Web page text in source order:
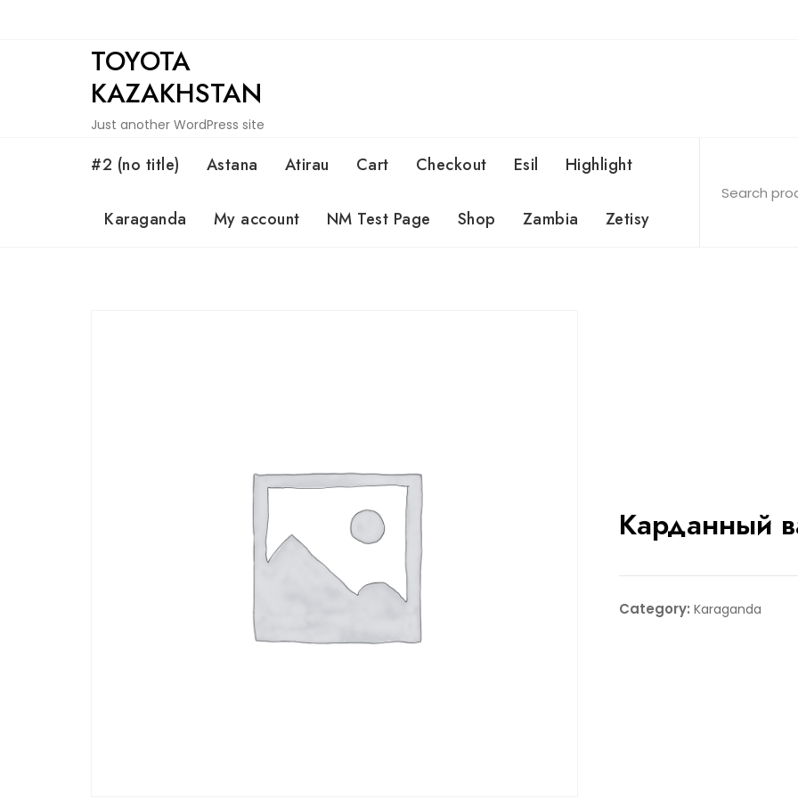
TOYOTA
KAZAKHSTAN
Just another WordPress site
#2 (no title) Astana Atirau Cart Checkout Esil Highlight
Karaganda My account NM Test Page Shop Zambia Zetisy
Карданный
Category: Karaganda